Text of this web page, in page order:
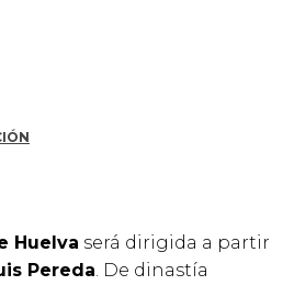
Huelva será dirigida a partir
Pereda . De dinastía